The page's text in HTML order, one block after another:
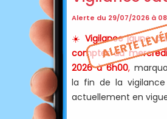
Alerte du 29/07/2026 à
☀️ Vigilance jaune
compter du
2026 à 6h00,
la fin de la vigilance
actuellement en